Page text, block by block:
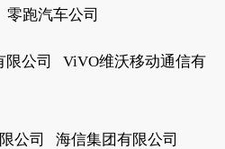
汽车公司
限公司 ViVO维沃移动通信有
公司 海信集团有限公司